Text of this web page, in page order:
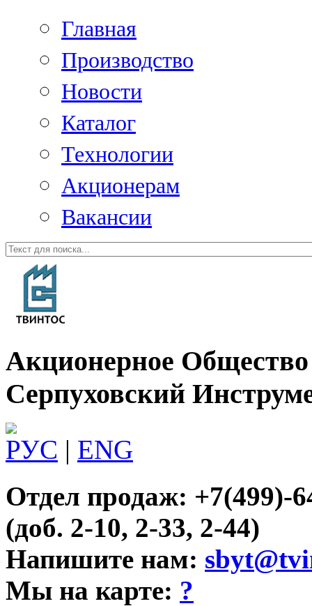
Главная
Производство
Новости
Каталог
Технологии
Акционерам
Вакансии
Акционерное Общество
Серпуховский
РУС | ENG
Отдел продаж: +7(499)-
(доб. 2-10, 2-33, 2-44)
Напишите нам:
Мы на карте: ?